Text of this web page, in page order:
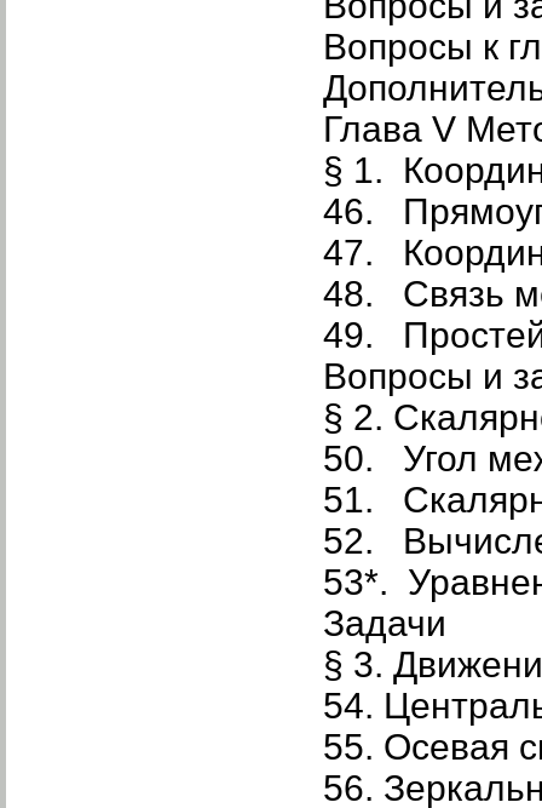
Вопросы к
Глава V
§ 1.
46.
47.
48. Связь
49.
Вопросы и
§ 2.
50. Угол
51.
52.
53*.
Задачи
§ 3.
54.
55. Осевая
56.